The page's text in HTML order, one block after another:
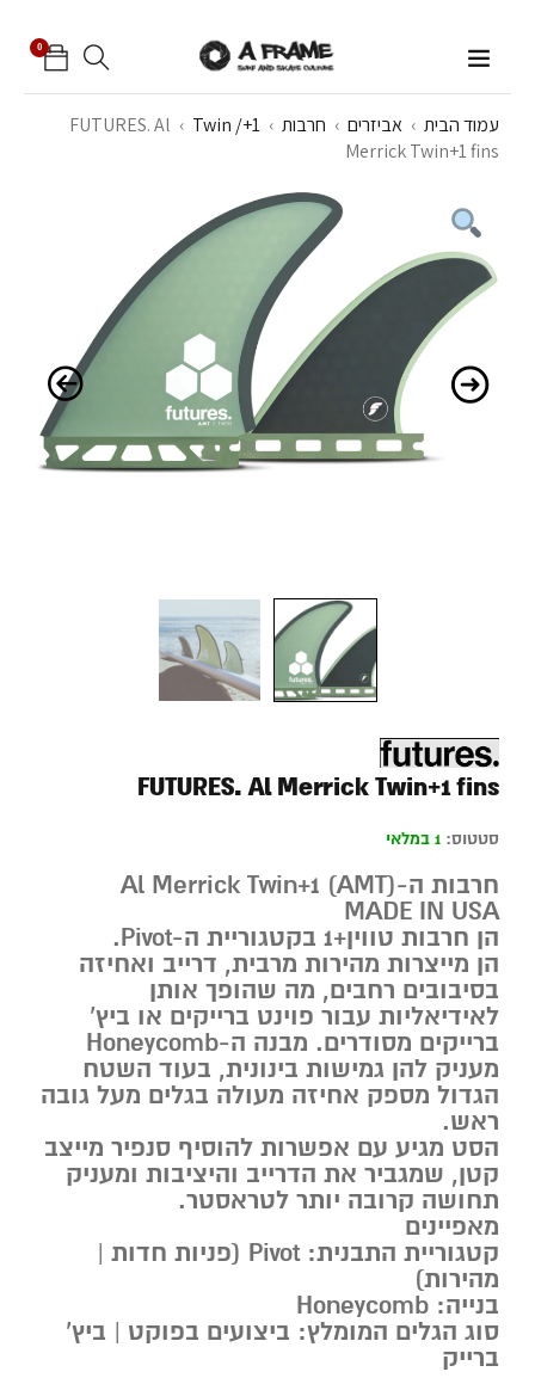
0
עמוד הבית › אביזרים › חרבות ›
Twin /+1
›
FUTURES. Al
Merrick Twin+1 fins
FUTURES. Al Merrick Twin+1 fins
סטטוס: 1 במלאי
חרבות ה-Al Merrick Twin+1 (AMT)
MADE IN USA
הן חרבות טווין+1 בקטגוריית ה-Pivot.
הן מייצרות מהירות מרבית, דרייב ואחיזה
בסיבובים רחבים, מה שהופך אותן
לאידיאליות עבור פוינט ברייקים או ביץ’
ברייקים מסודרים. מבנה ה-Honeycomb
מעניק להן גמישות בינונית, בעוד השטח
הגדול מספק אחיזה מעולה בגלים מעל גובה
ראש.
הסט מגיע עם אפשרות להוסיף סנפיר מייצב
קטן, שמגביר את הדרייב והיציבות ומעניק
תחושה קרובה יותר לטראסטר.
מאפיינים
קטגוריית התבנית: Pivot (פניות חדות |
מהירות)
בנייה: Honeycomb
סוג הגלים המומלץ: ביצועים בפוקט | ביץ’
ברייק